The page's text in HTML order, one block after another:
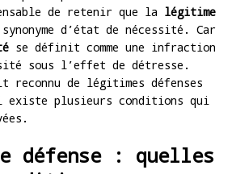
de retenir que la légitime
d’état de nécessité. Car
se définit comme une infraction
sous l’effet de détresse.
reconnu de légitimes défenses
plusieurs conditions qui
défense : quelles